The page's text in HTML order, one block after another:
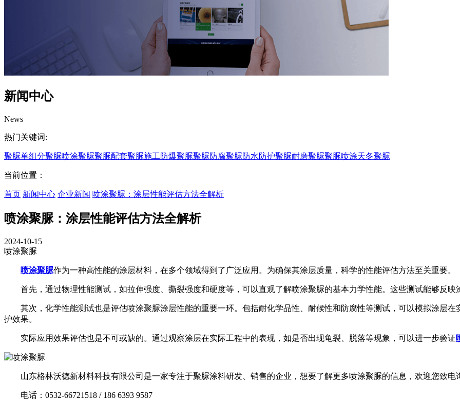
新闻中心
News
热门关键词:
聚脲单组分聚脲喷涂聚脲聚脲配套聚脲施工防爆聚脲聚脲防腐聚脲防水防护聚脲耐磨聚脲聚脲喷涂天冬聚脲
当前位置：
首页 新闻中心 企业新闻 喷涂聚脲：涂层性能评估方法全解析
喷涂聚脲：涂层性能评估方法全解析
2024-10-15
喷涂聚脲
喷涂聚脲作为一种高性能的涂层材料，在多个领域得到了广泛应用。为确保其涂层质量，科学的性能评估方法至关重要。
首先，通过物理性能测试，如拉伸强度、撕裂强度和硬度等，可以直观了解喷涂聚脲的基本力学性能。这些测试能够反映
其次，化学性能测试也是评估喷涂聚脲涂层性能的重要一环。包括耐化学品性、耐候性和防腐性等测试，可以模拟涂层在
护效果。
实际应用效果评估也是不可或缺的。通过观察涂层在实际工程中的表现，如是否出现龟裂、脱落等现象，可以进一步验证
山东格林沃德新材料科技有限公司是一家专注于聚脲涂料研发、销售的企业，想要了解更多喷涂聚脲的信息，欢迎您致电
电话：0532-66721518 / 186 6393 9587